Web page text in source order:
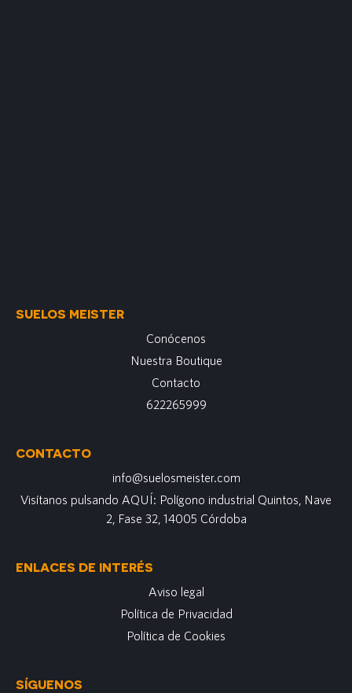
SUELOS MEISTER
Conócenos
Nuestra Boutique
Contacto
622265999
CONTACTO
info@suelosmeister.com
Visítanos pulsando AQUÍ: Polígono industrial Quintos, Nave
2, Fase 32, 14005 Córdoba
ENLACES DE INTERÉS
Aviso legal
Política de Privacidad
Política de Cookies
SÍGUENOS